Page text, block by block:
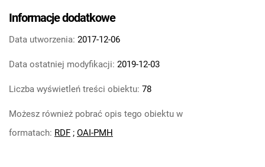
Informacje dodatkowe
Data utworzenia: 2017-12-06
Data ostatniej modyfikacji: 2019-12-03
Liczba wyświetleń treści obiektu: 78
Możesz również pobrać opis tego obiektu w
formatach: RDF ; OAI-PMH